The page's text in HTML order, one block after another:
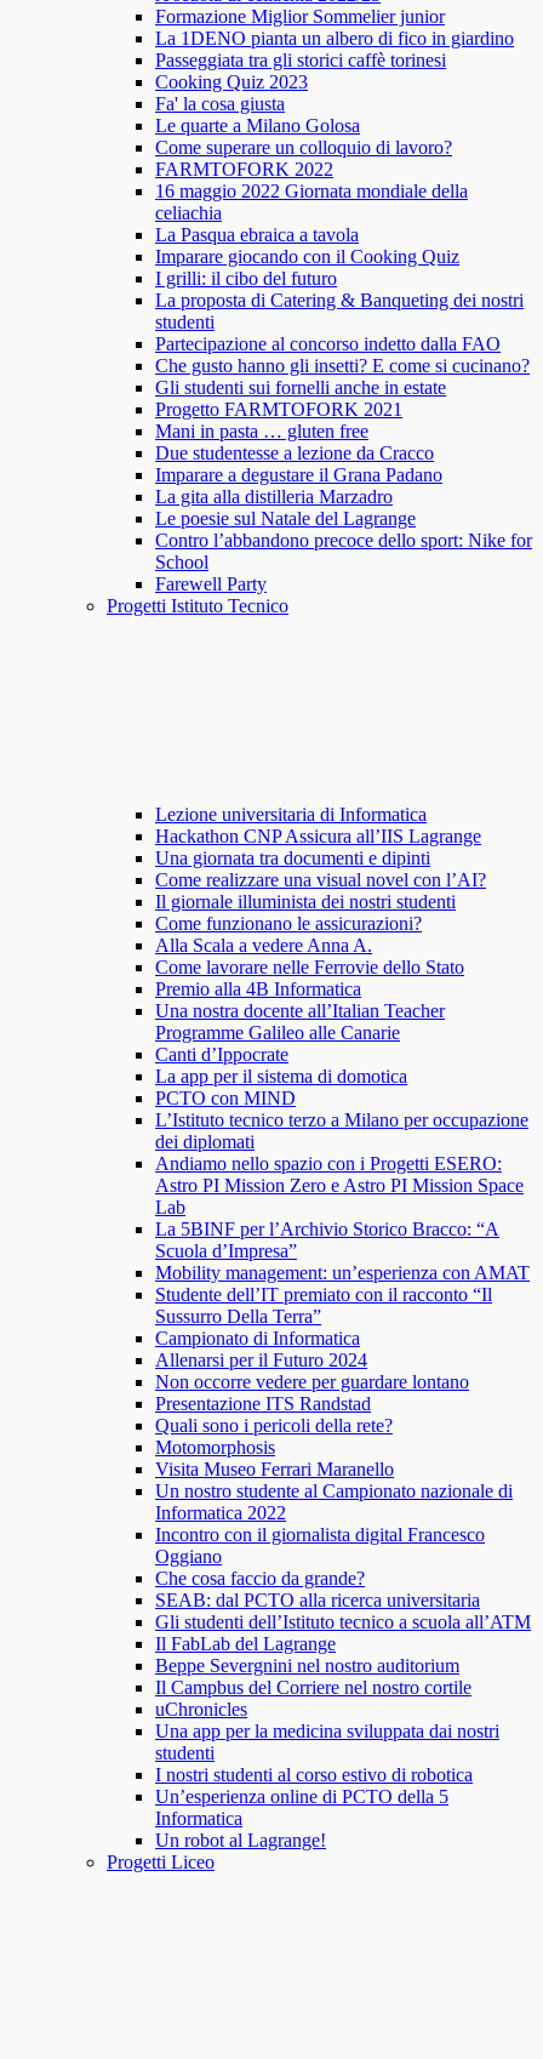
Formazione Miglior Sommelier junior
La 1DENO pianta un albero di fico in giardino
Passeggiata tra gli storici caffè torinesi
Cooking Quiz 2023
Fa' la cosa giusta
Le quarte a Milano Golosa
Come superare un colloquio di lavoro?
FARMTOFORK 2022
16 maggio 2022 Giornata mondiale della
celiachia
La Pasqua ebraica a tavola
Imparare giocando con il Cooking Quiz
I grilli: il cibo del futuro
La proposta di Catering & Banqueting dei nostri
studenti
Partecipazione al concorso indetto dalla FAO
Che gusto hanno gli insetti? E come si cucinano?
Gli studenti sui fornelli anche in estate
Progetto FARMTOFORK 2021
Mani in pasta … gluten free
Due studentesse a lezione da Cracco
Imparare a degustare il Grana Padano
La gita alla distilleria Marzadro
Le poesie sul Natale del Lagrange
Contro l’abbandono precoce dello sport: Nike for
School
Farewell Party
Progetti Istituto Tecnico
Lezione universitaria di Informatica
Hackathon CNP Assicura all’IIS Lagrange
Una giornata tra documenti e dipinti
Come realizzare una visual novel con l’AI?
Il giornale illuminista dei nostri studenti
Come funzionano le assicurazioni?
Alla Scala a vedere Anna A.
Come lavorare nelle Ferrovie dello Stato
Premio alla 4B Informatica
Una nostra docente all’Italian Teacher
Programme Galileo alle Canarie
Canti d’Ippocrate
La app per il sistema di domotica
PCTO con MIND
L’Istituto tecnico terzo a Milano per occupazione
dei diplomati
Andiamo nello spazio con i Progetti ESERO:
Astro PI Mission Zero e Astro PI Mission Space
Lab
La 5BINF per l’Archivio Storico Bracco: “A
Scuola d’Impresa”
Mobility management: un’esperienza con AMAT
Studente dell’IT premiato con il racconto “Il
Sussurro Della Terra”
Campionato di Informatica
Allenarsi per il Futuro 2024
Non occorre vedere per guardare lontano
Presentazione ITS Randstad
Quali sono i pericoli della rete?
Motomorphosis
Visita Museo Ferrari Maranello
Un nostro studente al Campionato nazionale di
Informatica 2022
Incontro con il giornalista digital Francesco
Oggiano
Che cosa faccio da grande?
SEAB: dal PCTO alla ricerca universitaria
Gli studenti dell’Istituto tecnico a scuola all’ATM
Il FabLab del Lagrange
Beppe Severgnini nel nostro auditorium
Il Campbus del Corriere nel nostro cortile
uChronicles
Una app per la medicina sviluppata dai nostri
studenti
I nostri studenti al corso estivo di robotica
Un’esperienza online di PCTO della 5
Informatica
Un robot al Lagrange!
Progetti Liceo